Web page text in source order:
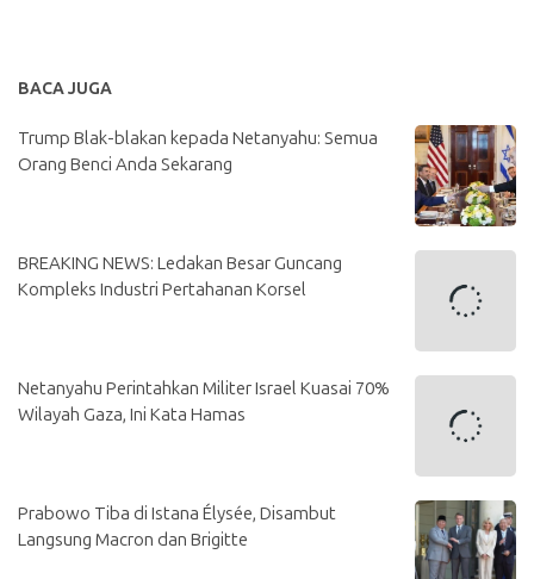
BACA JUGA
Trump Blak-blakan kepada Netanyahu: Semua
Orang Benci Anda Sekarang
BREAKING NEWS: Ledakan Besar Guncang
Kompleks Industri Pertahanan Korsel
Netanyahu Perintahkan Militer Israel Kuasai 70%
Wilayah Gaza, Ini Kata Hamas
Prabowo Tiba di Istana Élysée, Disambut
Langsung Macron dan Brigitte